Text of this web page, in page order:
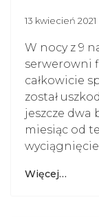
13 kwiecień 2021
W nocy z 9
serwerowni
całkowicie
został
jeszcze dwa
miesiąc od
Więcej…